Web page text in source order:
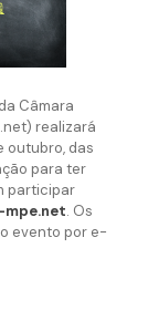
Câmara
realizará
outubro, das
para ter
participar
. Os
evento por e-